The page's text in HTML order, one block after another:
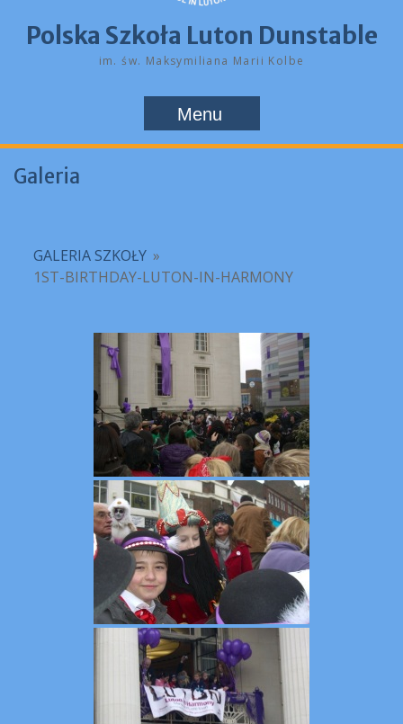
Polska Szkoła Luton Dunstable
im. św. Maksymiliana Marii Kolbe
Menu
Galeria
GALERIA SZKOŁY »
1ST-BIRTHDAY-LUTON-IN-HARMONY